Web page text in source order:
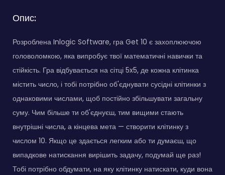
Опис:
Розроблена Inlogic Software, гра Get 10 є захоплюючою
головоломкою, яка випробує твої математичні навички та
стійкість. Гра відбувається на сітці 5x5, де кожна клітинка
містить число, і тобі потрібно об'єднувати сусідні клітинки з
однаковими числами, щоб постійно збільшувати загальну
суму. Чим більше ти об'єднуєш, тим вищими стають
внутрішні числа, а кінцева мета — створити клітинку з
числом 10. Якщо це здається легким або ти думаєш, що
випадкове натискання вирішить задачу, подумай ще раз!
Тобі потрібно обдумати, на яку клітинку натискати, куди вона